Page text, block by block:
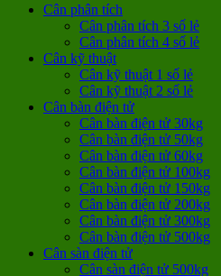
Cân phân tích
Cân phân tích 3 số lẻ
Cân phân tích 4 số lẻ
Cân kỹ thuật
Cân kỹ thuật 1 số lẻ
Cân kỹ thuật 2 số lẻ
Cân bàn điện tử
Cân bàn điện tử 30kg
Cân bàn điện tử 50kg
Cân bàn điện tử 60kg
Cân bàn điện tử 100kg
Cân bàn điện tử 150kg
Cân bàn điện tử 200kg
Cân bàn điện tử 300kg
Cân bàn điện tử 500kg
Cân sàn điện tử
Cân sàn điện tử 500kg